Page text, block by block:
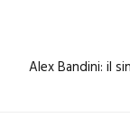
Alex Bandini: il